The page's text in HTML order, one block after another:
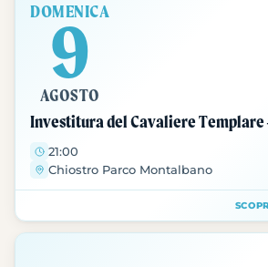
DOMENICA
9
AGOSTO
Investitura del Cavaliere Templare
21:00
Chiostro Parco Montalbano